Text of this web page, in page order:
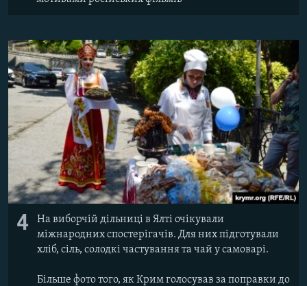
4
На виборчій дільниці в Ялті очікували
міжнародних спостерігачів. Для них підготували
хліб, сіль, солодкі частування та чай у самоварі.
Більше фото того, як Крим голосував за поправки до